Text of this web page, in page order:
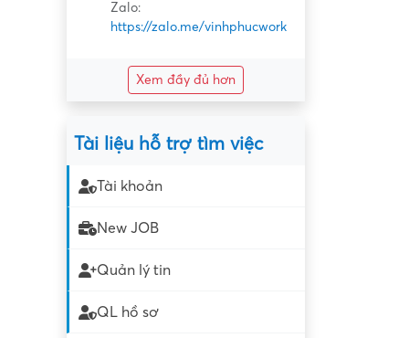
Zalo:
https://zalo.me/vinhphucwork
Xem đầy đủ hơn
Tài liệu hỗ trợ tìm việc
Tài khoản
New JOB
Quản lý tin
QL hồ sơ